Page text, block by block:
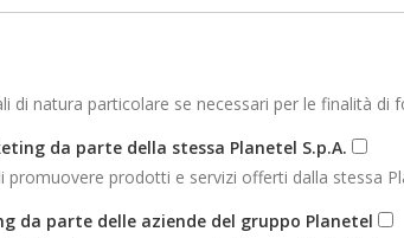
di natura particolare se necessari per le finalità
da parte della stessa Planetel S.p.A.
prodotti e servizi offerti dalla stessa
da parte delle aziende del gruppo Planetel